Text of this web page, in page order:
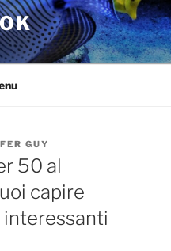
GUY
50 al
capire